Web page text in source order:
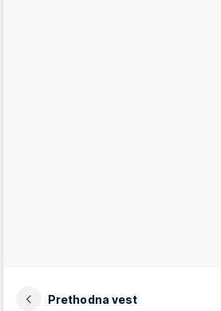
Prethodna vest